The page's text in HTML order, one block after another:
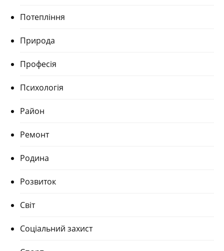
Потепління
Природа
Професія
Психологія
Район
Ремонт
Родина
Розвиток
Світ
Соціальний захист